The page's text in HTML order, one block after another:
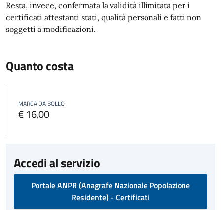
Resta, invece, confermata la validità illimitata per i
certificati attestanti stati, qualità personali e fatti non
soggetti a modificazioni.
Quanto costa
MARCA DA BOLLO
€ 16,00
Accedi al servizio
Portale ANPR (Anagrafe Nazionale Popolazione
Residente) - Certificati